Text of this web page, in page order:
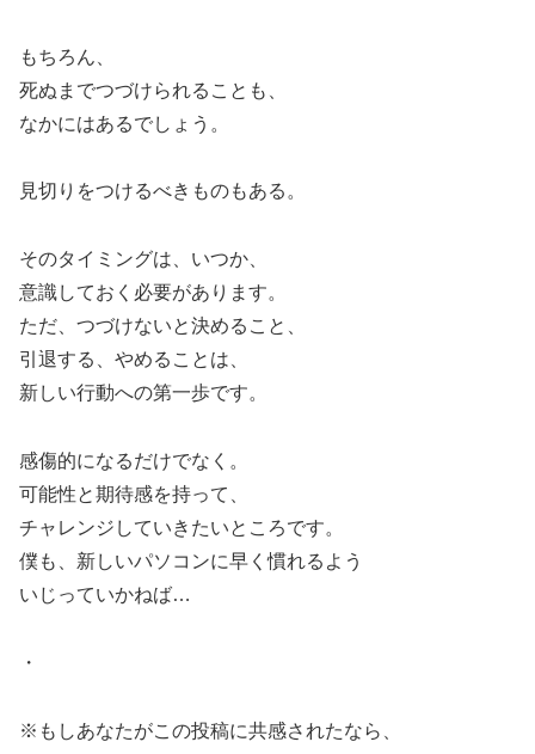
もちろん、
死ぬまでつづけられることも、
なかにはあるでしょう。
見切りをつけるべきものもある。
そのタイミングは、いつか、
意識しておく必要があります。
ただ、つづけないと決めること、
引退する、やめることは、
新しい行動への第一歩です。
感傷的になるだけでなく。
可能性と期待感を持って、
チャレンジしていきたいところです。
僕も、新しいパソコンに早く慣れるよう
いじっていかねば…
・
※もしあなたがこの投稿に共感されたなら、